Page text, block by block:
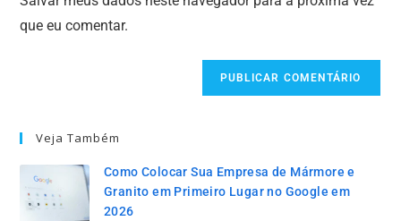
que eu comentar.
Veja Também
Como Colocar Sua Empresa de Mármore e
Granito em Primeiro Lugar no Google em
2026